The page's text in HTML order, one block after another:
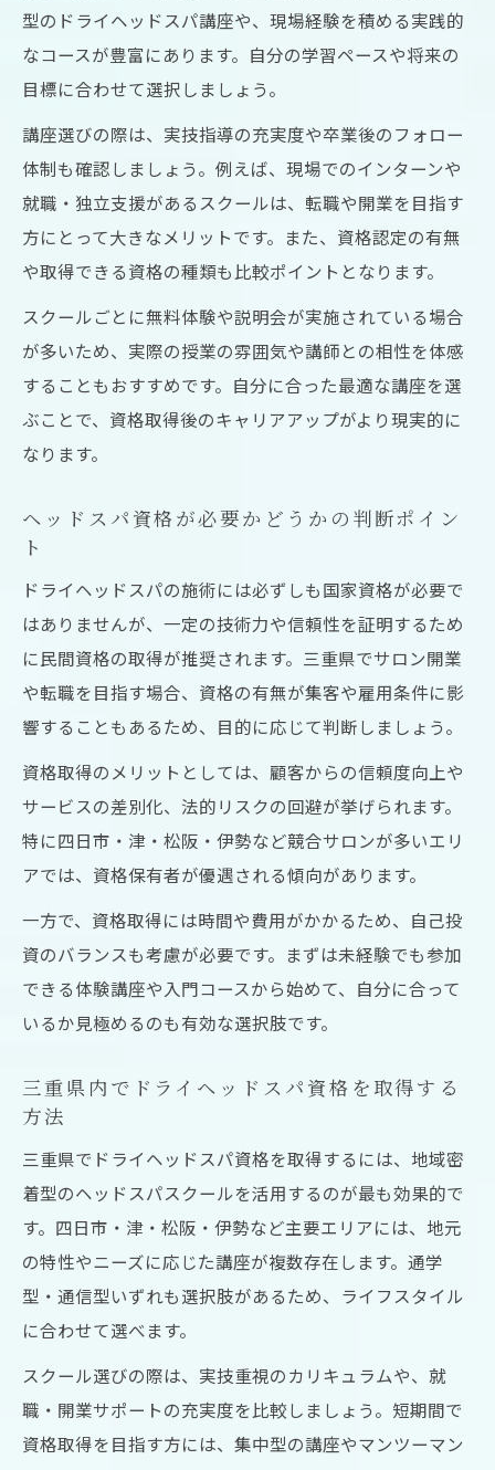
型のドライヘッドスパ講座や、現場経験を積める実践的
なコースが豊富にあります。自分の学習ペースや将来の
目標に合わせて選択しましょう。
講座選びの際は、実技指導の充実度や卒業後のフォロー
体制も確認しましょう。例えば、現場でのインターンや
就職・独立支援があるスクールは、転職や開業を目指す
方にとって大きなメリットです。また、資格認定の有無
や取得できる資格の種類も比較ポイントとなります。
スクールごとに無料体験や説明会が実施されている場合
が多いため、実際の授業の雰囲気や講師との相性を体感
することもおすすめです。自分に合った最適な講座を選
ぶことで、資格取得後のキャリアアップがより現実的に
なります。
ヘッドスパ資格が必要かどうかの判断ポイン
ト
ドライヘッドスパの施術には必ずしも国家資格が必要で
はありませんが、一定の技術力や信頼性を証明するため
に民間資格の取得が推奨されます。三重県でサロン開業
や転職を目指す場合、資格の有無が集客や雇用条件に影
響することもあるため、目的に応じて判断しましょう。
資格取得のメリットとしては、顧客からの信頼度向上や
サービスの差別化、法的リスクの回避が挙げられます。
特に四日市・津・松阪・伊勢など競合サロンが多いエリ
アでは、資格保有者が優遇される傾向があります。
一方で、資格取得には時間や費用がかかるため、自己投
資のバランスも考慮が必要です。まずは未経験でも参加
できる体験講座や入門コースから始めて、自分に合って
いるか見極めるのも有効な選択肢です。
三重県内でドライヘッドスパ資格を取得する
方法
三重県でドライヘッドスパ資格を取得するには、地域密
着型のヘッドスパスクールを活用するのが最も効果的で
す。四日市・津・松阪・伊勢など主要エリアには、地元
の特性やニーズに応じた講座が複数存在します。通学
型・通信型いずれも選択肢があるため、ライフスタイル
に合わせて選べます。
スクール選びの際は、実技重視のカリキュラムや、就
職・開業サポートの充実度を比較しましょう。短期間で
資格取得を目指す方には、集中型の講座やマンツーマン